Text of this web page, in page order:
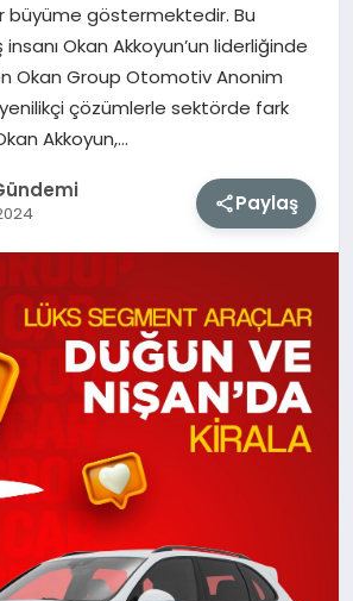
büyüme göstermektedir. Bu
insanı Okan Akkoyun’un liderliğinde
Okan Group Otomotiv Anonim
çözümlerle sektörde fark
Akkoyun,…
Paylaş